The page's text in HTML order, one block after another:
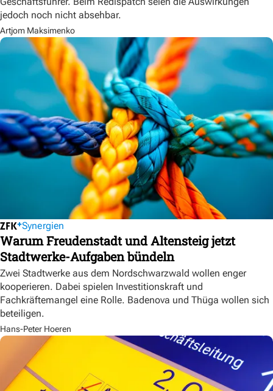
jedoch noch nicht absehbar.
Artjom Maksimenko
Synergien
Warum Freudenstadt und Altensteig jetzt
Stadtwerke-Aufgaben bündeln
Zwei Stadtwerke aus dem Nordschwarzwald wollen enger
kooperieren. Dabei spielen Investitionskraft und
Fachkräftemangel eine Rolle. Badenova und Thüga wollen sich
beteiligen.
Hans-Peter Hoeren